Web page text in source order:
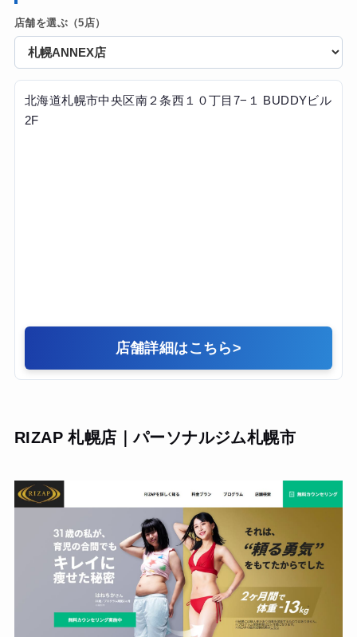
変化を得られました。
トレーナーの指導は非常に的確で、単なる追い込みではな
く、私の骨格やその日の体調に合わせてメニューを細かく
調整してくれました。食事指導も過度な制限ではなく、栄
養バランスを考えた「続けられる食事」を教えてもらえた
のが良かったです。
店舗を選ぶ（5店）
北海道札幌市中央区南２条西１０丁目7−１ BUDDYビル
2F
店舗詳細はこちら>
RIZAP 札幌店｜パーソナルジム札幌市